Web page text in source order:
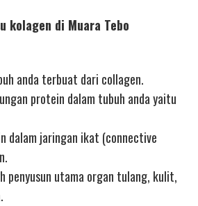
kolagen di Muara Tebo
anda terbuat dari collagen.
protein dalam tubuh anda yaitu
dalam jaringan ikat (connective
penyusun utama organ tulang, kulit,